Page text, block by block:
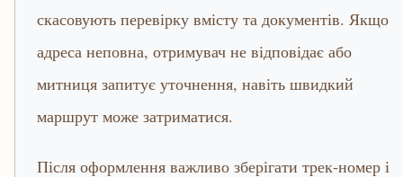
скасовують перевірку вмісту та документів. Якщо
адреса неповна, отримувач не відповідає або
митниця запитує уточнення, навіть швидкий
маршрут може затриматися.
Після оформлення важливо зберігати трек-номер і